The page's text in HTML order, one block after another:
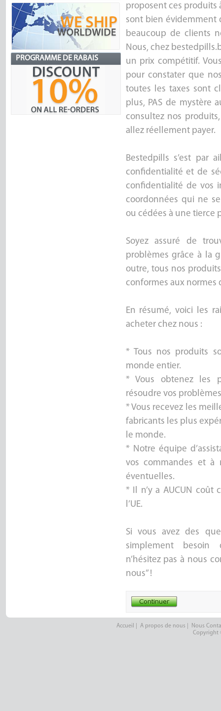
PROGRAMME DE RABAIS
proposent ces produits
sont bien évidemment
beaucoup de clients
Nous, chez
un prix compétitif.
pour constater que
toutes les taxes sont
plus, PAS de mystère
consultez nos
allez réellement payer.
Bestedpills s’est par
confidentialité et de
confidentialité de vos
coordonnées qui ne
ou cédées à une tierce
Soyez assuré de
problèmes grâce à la
outre, tous nos
conformes aux normes
En résumé, voici les
acheter chez nous :
* Tous nos produits
monde entier.
* Vous obtenez les
résoudre vos
* Vous recevez les
fabricants les plus
le monde.
* Notre équipe
vos commandes et à
éventuelles.
* Il n’y a AUCUN coût
l’UE.
Si vous avez des
simplement besoin
n’hésitez pas à nous
nous’’ !
Accueil A propos de nous
Nous
Copyright